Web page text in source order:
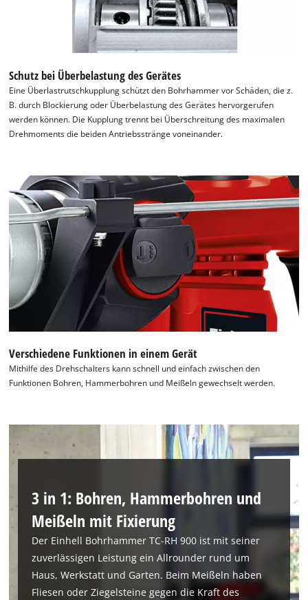
Schutz bei Überbelastung des Gerätes
Eine Überlastrutschkupplung schützt den Bohrhammer vor Schäden, die z.
B. durch Blockierung oder Überbelastung des Gerätes hervorgerufen
werden können. Die Kupplung trennt bei Überschreitung des maximalen
Drehmoments die beiden Antriebsstränge voneinander.
Verschiedene Funktionen in einem Gerät
Mithilfe des Drehschalters kann schnell und einfach zwischen den
Funktionen Bohren, Hammerbohren und Meißeln gewechselt werden.
3 in 1: Bohren, Hammerbohren und
Meißeln mit Fixierung
Der Einhell Bohrhammer TC-RH 900 ist mit seiner
zuverlässigen Leistung ein Allrounder rund um
Haus, Werkstatt und Garten. Beim Meißeln haben
Fliesen oder Ziegelsteine gegen die Kraft des